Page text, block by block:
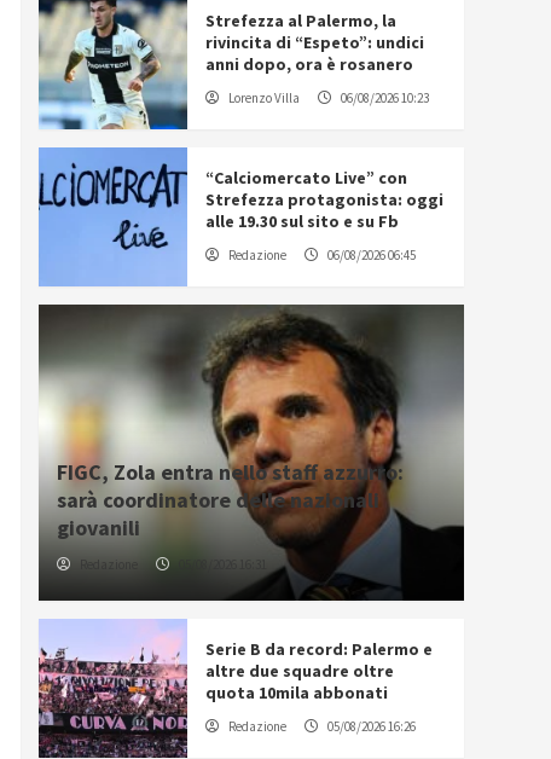
Strefezza al Palermo, la
rivincita di “Espeto”: undici
anni dopo, ora è rosanero
Lorenzo Villa 06/08/2026 10:23
“Calciomercato Live” con
Strefezza protagonista: oggi
alle 19.30 sul sito e su Fb
Redazione 06/08/2026 06:45
FIGC, Zola entra nello staff azzurro:
sarà coordinatore delle nazionali
giovanili
Redazione
Serie B da record: Palermo e
altre due squadre oltre
quota 10mila abbonati
Redazione 05/08/2026 16:26